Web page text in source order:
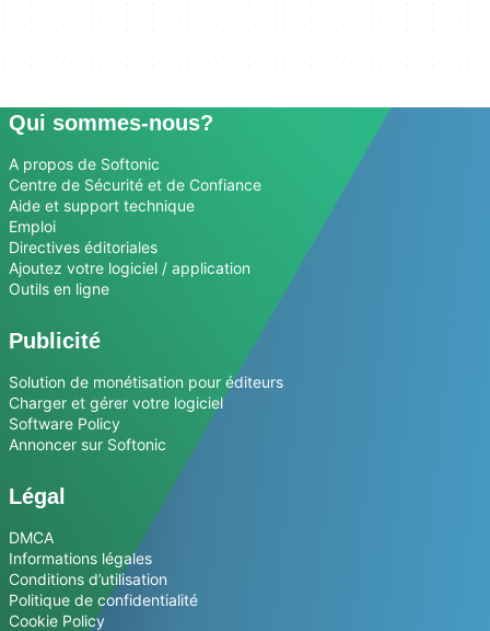
Qui sommes-nous?
A propos de Softonic
Centre de Sécurité et de Confiance
Aide et support technique
Emploi
Directives éditoriales
Ajoutez votre logiciel / application
Outils en ligne
Publicité
Solution de monétisation pour éditeurs
Charger et gérer votre logiciel
Software Policy
Annoncer sur Softonic
Légal
DMCA
Informations légales
Conditions d’utilisation
Politique de confidentialité
Cookie Policy